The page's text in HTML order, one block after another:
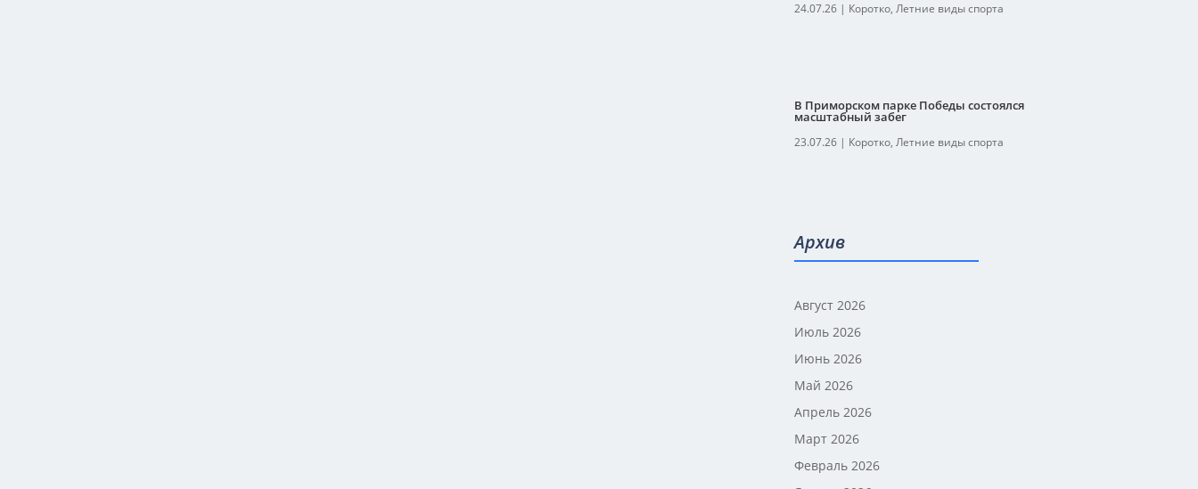
24.07.26| Коротко, Летние виды спорта
В Приморском парке Победы состоялся
масштабный забег
23.07.26| Коротко, Летние виды спорта
Архив
Август 2026
Июль 2026
Июнь 2026
Май 2026
Апрель 2026
Март 2026
Февраль 2026